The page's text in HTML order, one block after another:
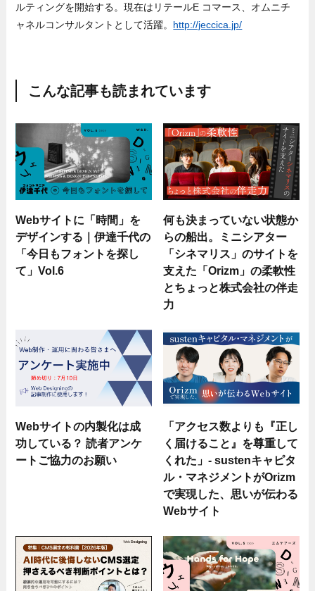
ルティングを開始する。現在はリテールE コマース、オムニチ
ャネルコンサルタントとして活躍。 http://jeccica.jp/
こんな記事も読まれています
Webサイトに「時間」を
デザインする｜伊達千代の
「今日もフォントを探し
て」Vol.6
何も決まっていない状態か
らの船出。ミニシアター
「シネマリス」のサイトを
支えた「Orizm」の柔軟性
とちょっと株式会社の伴走
力
Webサイトの内製化は成
功している？ 読者アンケ
ートご協力のお願い
「アクセス数よりも『正し
く届けること』を尊重して
くれた」- sustenキャピタ
ル・マネジメントがOrizm
で実現した、思いが伝わる
Webサイト